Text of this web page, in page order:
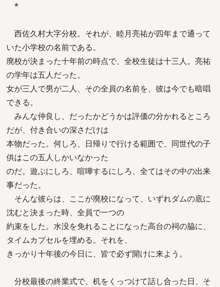
*
西佐久村大字分校。それが、睦月亮祐が四年まで通って
いた小学校の名前である。
廃校が決まった十年前の時点で、全校生徒は十三人。亮祐
の学年は五人だった。
女が三人で男が二人、その全員の名前を、彼は今でも暗唱
できる。
みんな仲良し、だったかどうかは評価の分かれるところ
だが、付き合いの深さだけは
本物だった。何しろ、日帰りで行ける範囲で、同世代の子
供はこの五人しかいなかった
のだ。遊ぶにしろ、喧嘩するにしろ、全てはその中の出来
事だった。
そんな彼らは、ここが廃校になって、いずれダムの底に
沈むと決まった時、全員で一つの
約束をした。水没を免れることになった高台の祠の脇に、
タイムカプセルを埋める。それを、
きっかり十年後の今日に、皆で必ず開けに来よう。
分校最後の終業式で、机をくっつけて話し合った日、そ